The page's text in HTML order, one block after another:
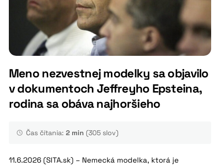
Meno nezvestnej modelky sa objavilo
v dokumentoch Jeffreyho Epsteina,
rodina sa obáva najhoršieho
Čas čítania: 2 min (305 slov)
11.6.2026 (SITA.sk) – Nemecká modelka, ktorá je